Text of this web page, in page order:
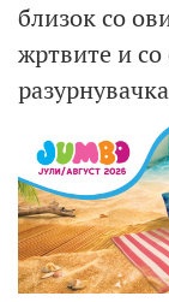
близок со
жртвите и со